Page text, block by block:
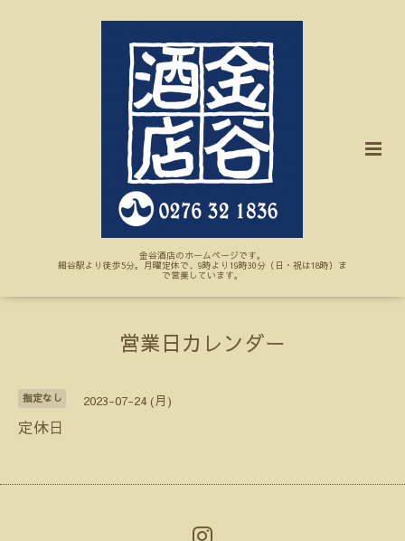
金谷酒店のホームページです。
細谷駅より徒歩5分。月曜定休で、9時より19時30分（日・祝は18時）ま
で営業しています。
営業日カレンダー
指定なし 2023-07-24 (月)
定休日